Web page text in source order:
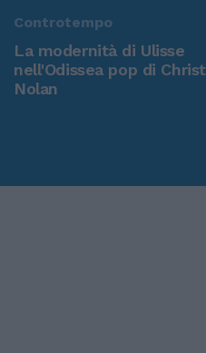
Controtempo
La modernità di Ulisse
nell'Odissea pop di
Nolan